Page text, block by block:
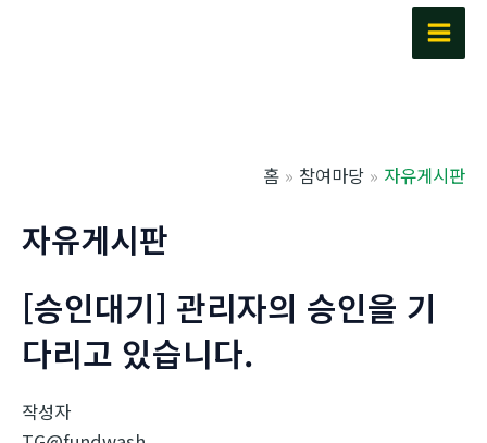
Main
홈 참여마당 자유게시판
자유게시판
[승인대기] 관리자의 승인을 기
다리고 있습니다.
작성자